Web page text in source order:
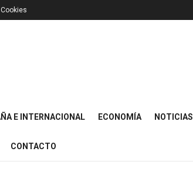
E INTERNACIONAL ECONOMÍA
CONTACTO